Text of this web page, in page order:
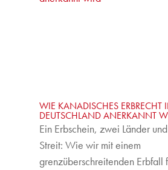
WIE KANADISCHES ERBRECHT
DEUTSCHLAND ANERKANNT
Ein Erbschein, zwei Länder
Streit: Wie wir mit einem
grenzüberschreitenden Erbfall